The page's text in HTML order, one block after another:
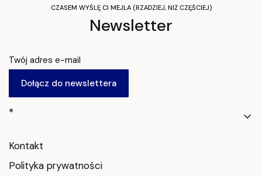
CZASEM WYŚLĘ CI MEJLA (RZADZIEJ, NIŻ CZĘŚCIEJ)
Newsletter
Twój adres e-mail
Dołącz do newslettera
Linki w stopce
*
Kontakt
Polityka prywatności